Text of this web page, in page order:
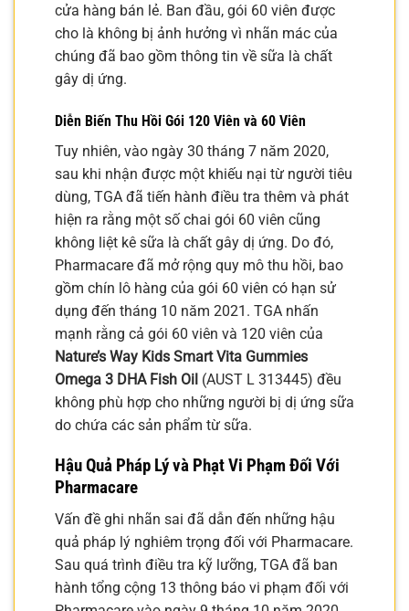
cửa hàng bán lẻ. Ban đầu, gói 60 viên được
cho là không bị ảnh hưởng vì nhãn mác của
chúng đã bao gồm thông tin về sữa là chất
gây dị ứng.
Diễn Biến Thu Hồi Gói 120 Viên và 60 Viên
Tuy nhiên, vào ngày 30 tháng 7 năm 2020,
sau khi nhận được một khiếu nại từ người tiêu
dùng, TGA đã tiến hành điều tra thêm và phát
hiện ra rằng một số chai gói 60 viên cũng
không liệt kê sữa là chất gây dị ứng. Do đó,
Pharmacare đã mở rộng quy mô thu hồi, bao
gồm chín lô hàng của gói 60 viên có hạn sử
dụng đến tháng 10 năm 2021. TGA nhấn
mạnh rằng cả gói 60 viên và 120 viên của
Nature’s Way Kids Smart Vita Gummies
Omega 3 DHA Fish Oil (AUST L 313445) đều
không phù hợp cho những người bị dị ứng sữa
do chứa các sản phẩm từ sữa.
Hậu Quả Pháp Lý và Phạt Vi Phạm Đối Với
Pharmacare
Vấn đề ghi nhãn sai đã dẫn đến những hậu
quả pháp lý nghiêm trọng đối với Pharmacare.
Sau quá trình điều tra kỹ lưỡng, TGA đã ban
hành tổng cộng 13 thông báo vi phạm đối với